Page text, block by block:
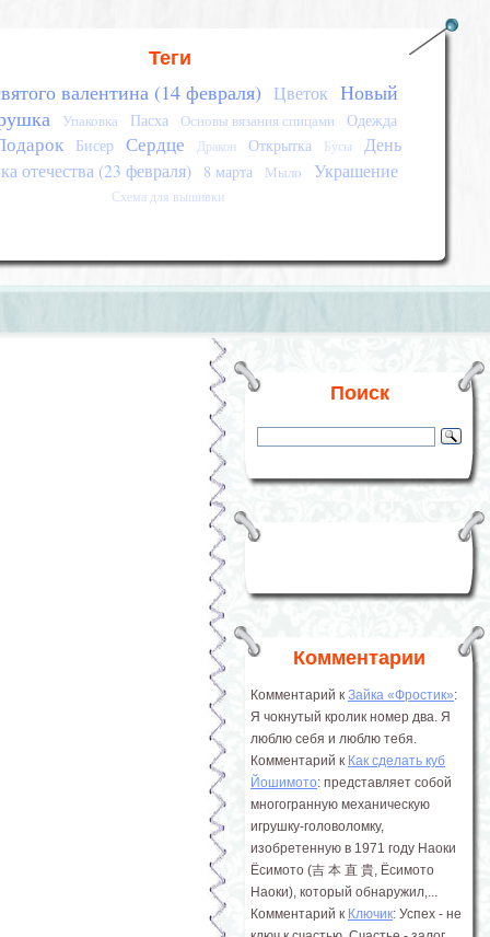
Теги
валентина (14 февраля) Цветок Новый
Упаковка Пасха Основы вязания спицами Одежда
Бисер Сердце Дракон Открытка Бусы
День
отечества (23 февраля)
8 марта Мыло Украшение
Схема для вышивки
Поиск
Комментарии
Комментарий к Зайка «Фростик»:
Я чокнутый кролик номер два. Я
люблю себя и люблю тебя.
Комментарий к Как сделать куб
Йошимото: представляет собой
многогранную механическую
игрушку-головоломку,
изобретенную в 1971 году Наоки
Ёсимото (吉 本 直 貴, Ёсимото
Наоки), который обнаружил,...
Комментарий к Ключик: Успех - не